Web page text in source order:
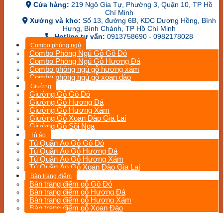
Cửa hàng: 219 Ngô Gia Tự, Phường 3, Quận 10, TP Hồ
Chí Minh
Xưởng và kho: Số 13, đường 6B, KDC Dương Hồng, Bình
Hưng, Bình Chánh, TP Hồ Chí Minh
Hotline tư vấn: 0913758690 - 0982178028
Combo phòng ngủ
Combo Phòng Ngủ Gỗ Gõ Đỏ
Combo Phòng Ngủ Gỗ Hương Đá
Combo phòng ngủ gỗ hương xám
Combo phòng ngủ gỗ xoan đào
Giường
Giường Gỗ Gõ Đỏ
Giường Gỗ Hương Đá
Giường Gỗ Hương Xám
Giường Gỗ Xoan Đào Gia Lai
Giường Gỗ Sồi Nga
Tủ áo
Tủ Quần Áo Gỗ Gõ Đỏ
Tủ Quần Áo Gỗ Hương Đá
Tủ Quân Áo Gỗ Hương Xám
Tủ Quần Áo Gỗ Xoan Đào Gia Lai
Bàn trang điểm
Bàn trang điểm gỗ Gõ Đỏ
Bàn trang điểm gỗ Hương Đá
Bàn trang điểm gỗ Hương Xám
Bàn trang điểm gỗ Xoan Đào